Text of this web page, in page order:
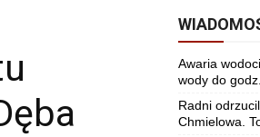
Awaria
wody do
Radni
Chmielowa.